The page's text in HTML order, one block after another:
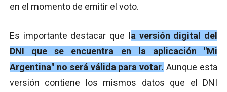
en el momento de emitir el voto.
Es importante destacar que
a versión digital del
DNI que se encuentra en la aplicación "Mi
Argentina" no será válida para votar. Aunque esta
versión contiene los mismos datos que el DNI